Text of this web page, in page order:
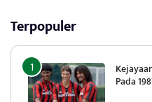
Terpopuler
Pada